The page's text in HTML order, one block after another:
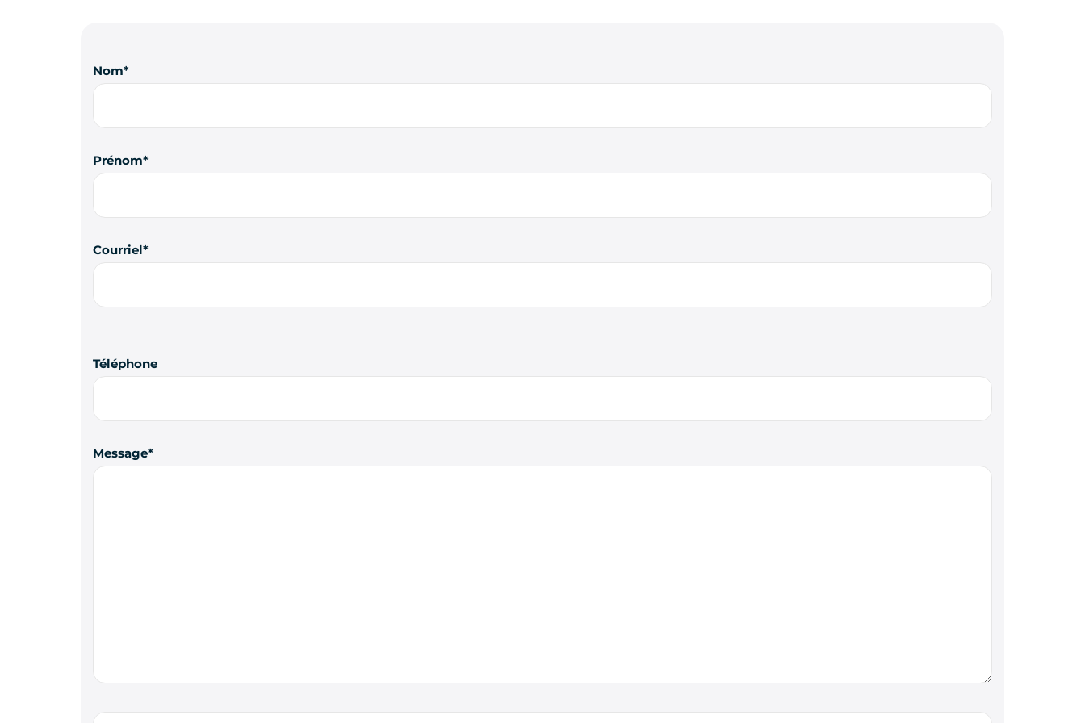
Nom
Prénom
Courriel
Téléphone
Message